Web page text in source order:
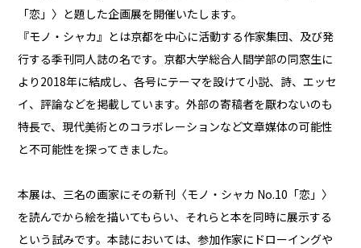
「恋」〉と題した企画展を開催いたします。
『モノ・シャカ』とは京都を中心に活動する作家集団、及び発
行する季刊同人誌の名です。京都大学総合人間学部の同窓生に
より2018年に結成し、各号にテーマを設けて小説、詩、エッセ
イ、評論などを掲載しています。外部の寄稿者を厭わないのも
特長で、現代美術とのコラボレーションなど文章媒体の可能性
と不可能性を探ってきました。
本展は、三名の画家にその新刊〈モノ・シャカ No.10「恋」〉
を読んでから絵を描いてもらい、それらと本を同時に展示する
という試みです。本誌においては、参加作家にドローイングや